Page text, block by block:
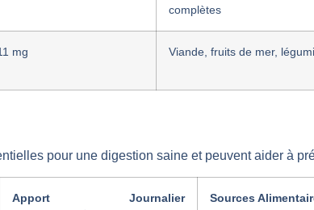
complètes
mg Viande, fruits de mer,
pour une digestion saine et peuvent aider à
Apport Journalier
Sources